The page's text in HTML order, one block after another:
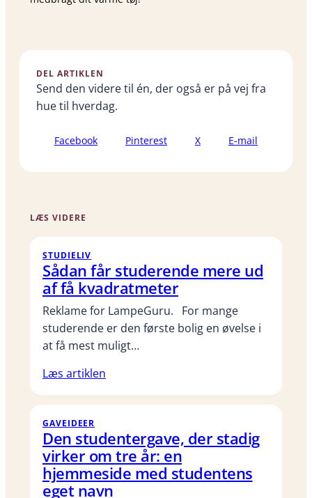
DEL ARTIKLEN
Send den videre til én, der også er på vej fra
hue til hverdag.
Facebook Pinterest X E-mail
LÆS VIDERE
STUDIELIV
Sådan får studerende mere ud
af få kvadratmeter
Reklame for LampeGuru. For mange
studerende er den første bolig en øvelse i
at få mest muligt…
Læs artiklen
GAVEIDEER
Den studentergave, der stadig
virker om tre år: en
hjemmeside med studentens
eget navn